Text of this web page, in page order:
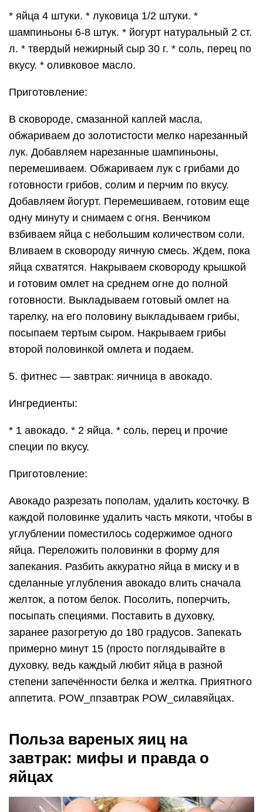
Добавляем йогурт. Перемешиваем, готовим еще
одну минуту и снимаем с огня. Венчиком
взбиваем яйца с небольшим количеством соли.
Вливаем в сковороду яичную смесь. Ждем, пока
и готовим омлет на среднем огне до полной
готовности. Выкладываем готовый омлет на
тарелку, на его половину выкладываем грибы,
посыпаем тертым сыром. Накрываем грибы
второй половинкой омлета и подаем.
5. фитнес — завтрак: яичница в авокадо.
Ингредиенты:
* 1 авокадо. * 2 яйца. * соль, перец и прочие
специи по вкусу.
Приготовление:
Авокадо разрезать пополам, удалить косточку. В
каждой половинке удалить часть мякоти, чтобы в
углублении поместилось содержимое одного
запекания. Разбить аккуратно яйца в миску и в
желток, а потом белок. Посолить, поперчить,
посыпать специями. Поставить в духовку,
заранее разогретую до 180 градусов. Запекать
духовку, ведь каждый любит яйца в разной
степени запечённости белка и желтка. Приятного
аппетита. POW_ппзавтрак POW_силавяйцах.
Польза вареных яиц на
завтрак: мифы и правда о
яйцах
Здравствуйте дорогие читатели! Многие люди
считают, что вареные яйца на завтрак, как-то
банально, а польза сомнительна. Другие, еще
более категоричны, что это вредно, якобы от
употребления яиц повышается холестерин и т.д.